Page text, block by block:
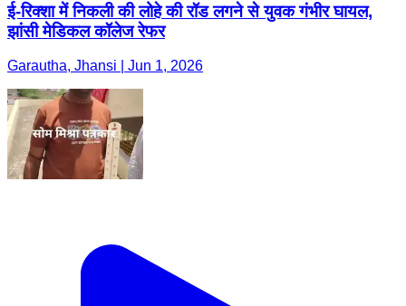
ई-रिक्शा में निकली की लोहे की रॉड लगने से युवक गंभीर घायल,
झांसी मेडिकल कॉलेज रेफर
Garautha, Jhansi | Jun 1, 2026